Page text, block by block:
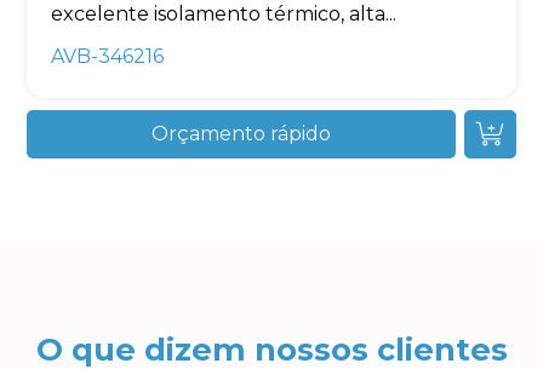
excelente isolamento térmico, alta...
AVB-346216
Orçamento rápido
O que dizem nossos clientes